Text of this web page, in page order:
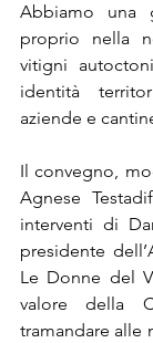
Abbiamo una
proprio nella
vitigni
identità
aziende e
Il convegno,
Agnese
interventi di
presidente
Le Donne del
valore della
tramandare alle